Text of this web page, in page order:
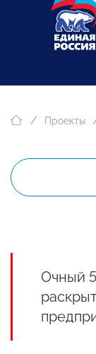
Проекты
Очный